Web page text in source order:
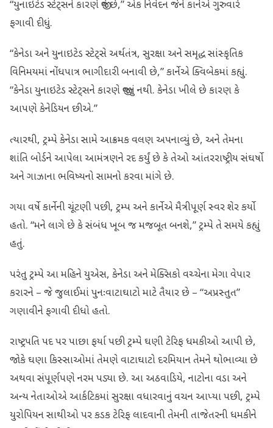
“યુનાઇટેડ સ્ટેટ્સને કારણે જીવે છે,” એક નિવેદન જેને કાર્નેએ ગુરુવારે
ફગાવી દીધું.
“કેનેડા અને યુનાઇટેડ સ્ટેટ્સે અર્થતંત્ર, સુરક્ષા અને સમૃદ્ધ સાંસ્કૃતિક
વિનિમયમાં નોંધપાત્ર ભાગીદારી બનાવી છે,” કાર્નેએ ક્વિબેકમાં કહ્યું.
“કેનેડા યુનાઇટેડ સ્ટેટ્સને કારણે જીવતું નથી. કેનેડા ખીલે છે કારણ કે
આપણે કેનેડિયન છીએ.”
ત્યારથી, ટ્રમ્પે કેનેડા સામે આક્રમક વલણ અપનાવ્યું છે, અને તેમના
શાંતિ બોર્ડને આપેલા આમંત્રણને રદ કર્યું છે કે તેઓ આંતરરાષ્ટ્રીય સંઘર્ષો
અને ગાઝાના ભવિષ્યનો સામનો કરવા માંગે છે.
ગયા વર્ષે કાર્નેની ચૂંટણી પછી, ટ્રમ્પ અને કાર્નેએ મૈત્રીપૂર્ણ સ્વર શેર કર્યો
હતો. “મને લાગે છે કે સંબંધ ખૂબ જ મજબૂત બનશે,” ટ્રમ્પે તે સમયે કહ્યું
હતું.
પરંતુ ટ્રમ્પે આ મહિને યુએસ, કેનેડા અને મેક્સિકો વચ્ચેના મેગા વેપાર
કરારને – જે જુલાઈમાં પુનઃવાટાઘાટો માટે તૈયાર છે – “અપ્રસ્તુત”
ગણાવીને ફગાવી દીધો હતો.
રાષ્ટ્રપતિ પદ પર પાછા ફર્યા પછી ટ્રમ્પે ઘણી ટેરિફ ધમકીઓ આપી છે,
જોકે ઘણા કિસ્સાઓમાં તેમણે વાટાઘાટો દરમિયાન તેમને થોભાવ્યા છે
અથવા સંપૂર્ણપણે નરમ પડ્યા છે. આ અઠવાડિયે, નાટોના વડા અને
અન્ય નેતાઓએ આર્કટિકમાં સુરક્ષા વધારવાનું વચન આપ્યા પછી, ટ્રમ્પે
યુરોપિયન સાથીઓ પર કડક ટેરિફ લાદવાની તેમની તાજેતરની ધમકીને